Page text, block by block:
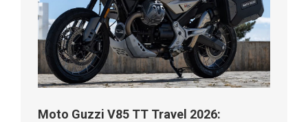
Moto Guzzi V85 TT Travel 2026: